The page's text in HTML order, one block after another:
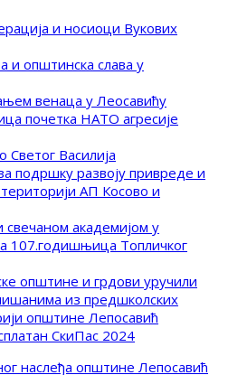
и носиоци Вукових
и општинска слава у
венаца у Леосавићу
почетка НАТО агресије
Светог Василија
подршку развоју привреде и
АП Косово и
академијом у
107.годишњица Топличког
општине и грдови уручили
из предшколских
општине Лепосавић
СкиПас 2024